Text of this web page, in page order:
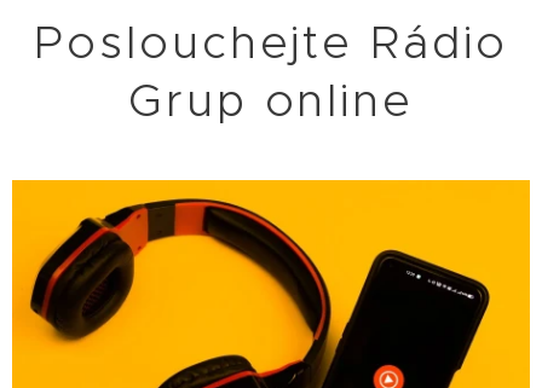
Poslouchejte Rádio
Grup online